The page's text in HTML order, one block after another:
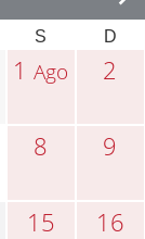
S D
1Ago 2
8 9
15 16